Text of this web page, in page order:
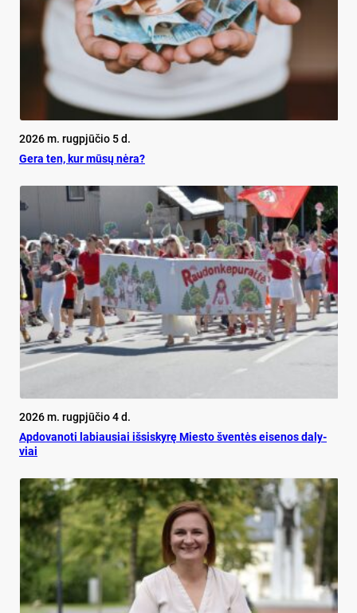
2026 m. rugpjūčio 5 d.
Ge­ra ten, kur mū­sų nė­ra?
2026 m. rugpjūčio 4 d.
Ap­do­va­no­ti la­biau­siai iš­si­sky­rę Mies­to šven­tės ei­se­nos da­ly­
viai